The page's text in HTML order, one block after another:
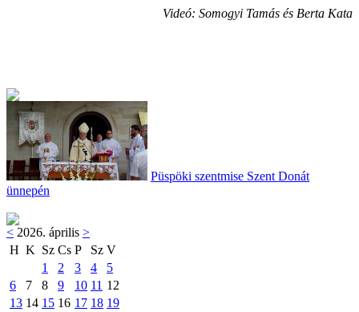
Videó: Somogyi Tamás és Berta Kata
Püspöki szentmise Szent Donát
ünnepén
< 2026. április >
H K Sz Cs P Sz V
1
2 3 4
5
6
7 8 9 10 11 12
13 14 15 16 17 18 19